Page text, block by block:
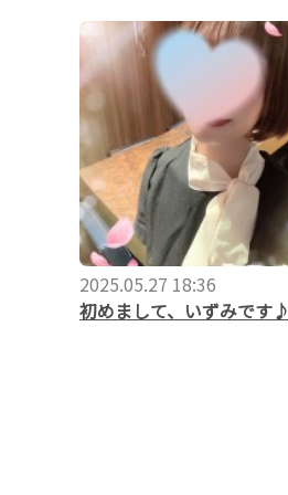
2025.05.27 18:36
初めまして、いずみです♪